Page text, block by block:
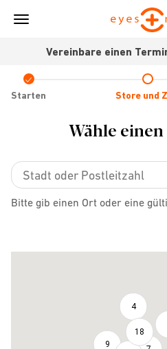
Skip
contentVereinbare einen
Check
icon
Starten Store und
Wähle
Bitte gib einen Ort oder eine
9
4
18